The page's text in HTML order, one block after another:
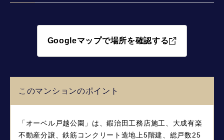
Googleマップで場所を確認する
このマンションのポイント
「オーベル戸越公園」は、鍜治田工務店施工、大成有楽
不動産分譲、鉄筋コンクリート造地上5階建、総戸数25